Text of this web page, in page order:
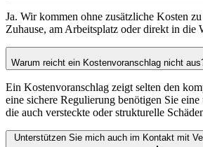
Ja. Wir kommen ohne zusätzliche Kosten
Zuhause, am Arbeitsplatz oder direkt in die
Warum reicht ein Kostenvoranschlag nicht
Ein Kostenvoranschlag zeigt selten den
eine sichere Regulierung benötigen Sie
die auch versteckte oder strukturelle
Unterstützen Sie mich auch im Kontakt mit